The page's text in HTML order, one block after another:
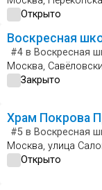
Открыто
Воскресная
#4 в Воскресная
Москва,
Закрыто
Храм Покрова
#5 в Воскресная
Москва, улица
Открыто